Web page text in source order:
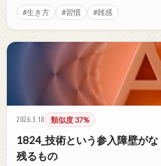
#生き方 #習慣 #雑感
2026.3.18 類似度 37%
1824_技術という参入障壁が
残るもの